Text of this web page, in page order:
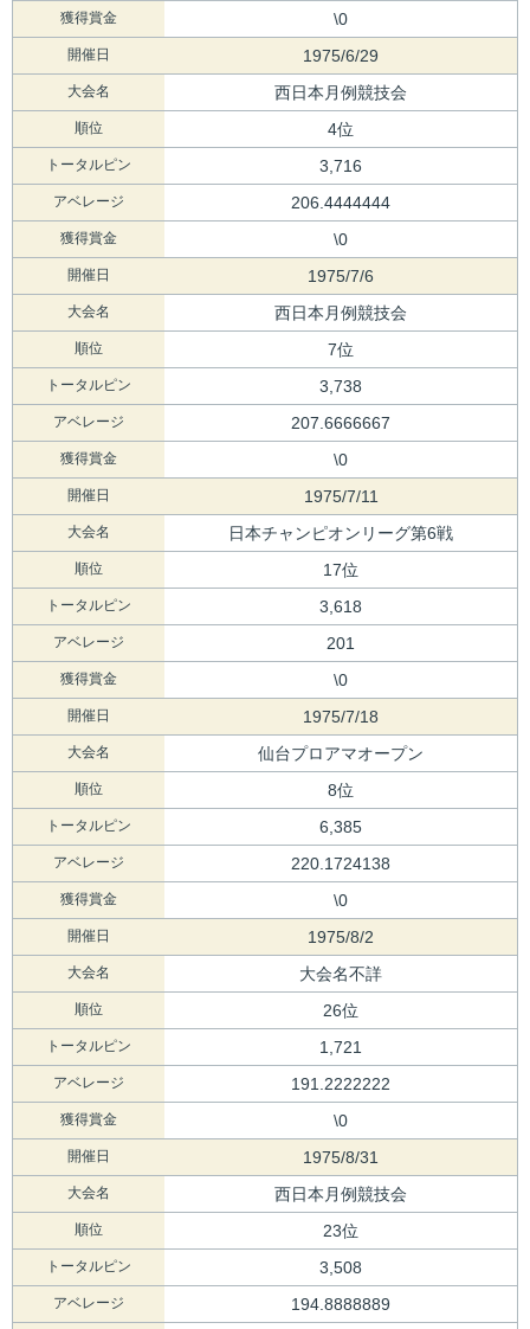
獲得賞金 \0
開催日 1975/6/29
大会名 西日本月例競技会
順位 4位
トータルピン 3,716
アベレージ 206.4444444
獲得賞金 \0
開催日 1975/7/6
大会名 西日本月例競技会
順位 7位
トータルピン 3,738
アベレージ 207.6666667
獲得賞金 \0
開催日 1975/7/11
大会名 日本チャンピオンリーグ第6戦
順位 17位
トータルピン 3,618
アベレージ 201
獲得賞金 \0
開催日 1975/7/18
大会名 仙台プロアマオープン
順位 8位
トータルピン 6,385
アベレージ 220.1724138
獲得賞金 \0
開催日 1975/8/2
大会名 大会名不詳
順位 26位
トータルピン 1,721
アベレージ 191.2222222
獲得賞金 \0
開催日 1975/8/31
大会名 西日本月例競技会
順位 23位
トータルピン 3,508
アベレージ 194.8888889